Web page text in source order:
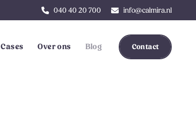
040 40 20 700 info@calmira.nl
Cases Over ons Blog Contact